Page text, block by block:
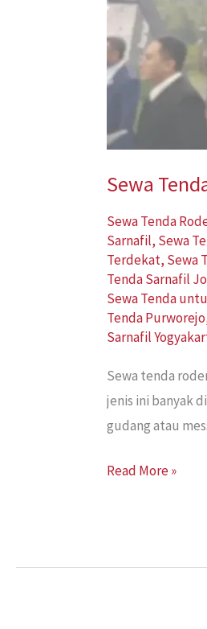
Sewa
Sewa Tenda
Sarnafil, Sewa
Terdekat, Sewa
Tenda Sarnafil
Sewa Tenda
Tenda Purworejo
Sarnafil
Sewa tenda
jenis ini banyak
gudang atau
Read More »